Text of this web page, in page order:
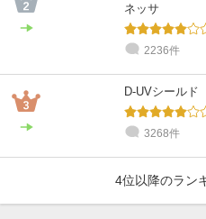
ネッサ
2236件
D-UVシールド
3268件
4位以降のラン